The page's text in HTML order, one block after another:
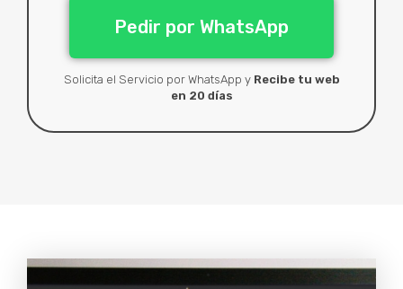
Pedir por WhatsApp
Solicita el Servicio por WhatsApp y Recibe tu web
en 20 días